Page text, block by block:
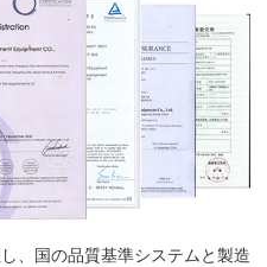
、国の品質基準システムと製造